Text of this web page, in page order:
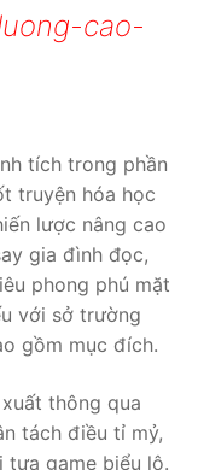
cao-
tích trong phần
truyện hóa học
lược nâng cao
gia đình đọc,
phong phú mặt
với sở trường
gồm mục đích.
thông qua
tách điều tỉ mỷ,
game biểu lộ.